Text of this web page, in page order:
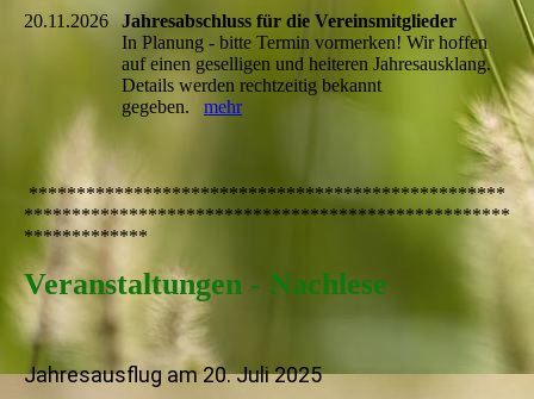
20.11.2026
Jahresabschluss für die Vereinsmitglieder
In Planung - bitte Termin vormerken! Wir hoffen
auf einen geselligen und heiteren Jahresausklang.
Details werden rechtzeitig bekannt
gegeben. mehr
**************************************************
***************************************************
*************
Veranstaltungen - Nachlese
Jahresausflug am 20. Juli 2025